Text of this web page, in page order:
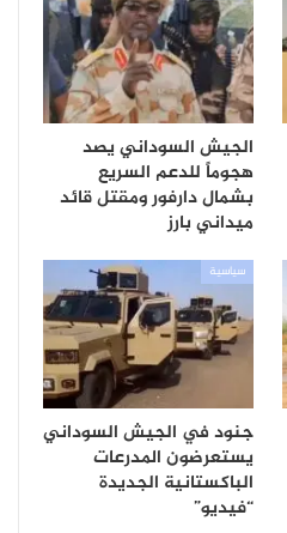
الجيش السوداني يصد
هجوماً للدعم السريع
بشمال دارفور ومقتل قائد
ميداني بارز
سياسية
جنود في الجيش السوداني
يستعرضون المدرعات
الباكستانية الجديدة
“فيديو”